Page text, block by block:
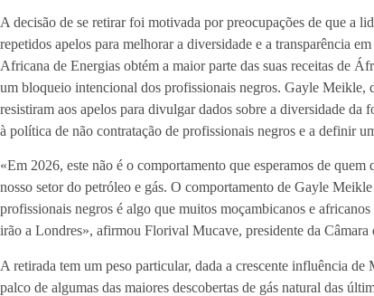
A decisão de se retirar foi motivada por preocupações de que a
repetidos apelos para melhorar a diversidade e a transparência
Africana de Energias obtém a maior parte das suas receitas de
um bloqueio intencional dos profissionais negros. Gayle Meikle,
resistiram aos apelos para divulgar dados sobre a diversidade da
à política de não contratação de profissionais negros e a definir
«Em 2026, este não é o comportamento que esperamos de
nosso setor do petróleo e gás. O comportamento de Gayle
profissionais negros é algo que muitos moçambicanos e
irão a Londres», afirmou Florival Mucave, presidente da Câmara
A retirada tem um peso particular, dada a crescente influência
palco de algumas das maiores descobertas de gás natural das